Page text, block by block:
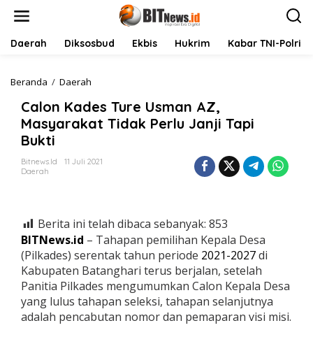
Daerah Diksosbud Ekbis Hukrim Kabar TNI-Polri
Beranda / Daerah
l
o
n
a
u
e
U
s
m
n
A
Calon Kades Ture Usman AZ,
Masyarakat Tidak Perlu Janji Tapi
Bukti
Bitnews.id
11 Juli 2021
Daerah
Berita ini telah dibaca sebanyak: 853
BITNews.id – Tahapan pemilihan Kepala Desa
(Pilkades) serentak tahun periode 2021-2027di
Kabupaten Batanghari terus berjalan, setelah
Panitia Pilkades mengumumkan Calon Kepala Desa
yang lulus tahapan seleksi, tahapan selanjutnya
adalah pencabutan nomor dan pemaparan visi misi.